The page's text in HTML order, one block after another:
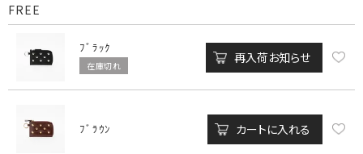
FREE
ﾌﾞﾗｯｸ
在庫切れ
再入荷お知らせ
ﾌﾞﾗｳﾝ カートに入れる